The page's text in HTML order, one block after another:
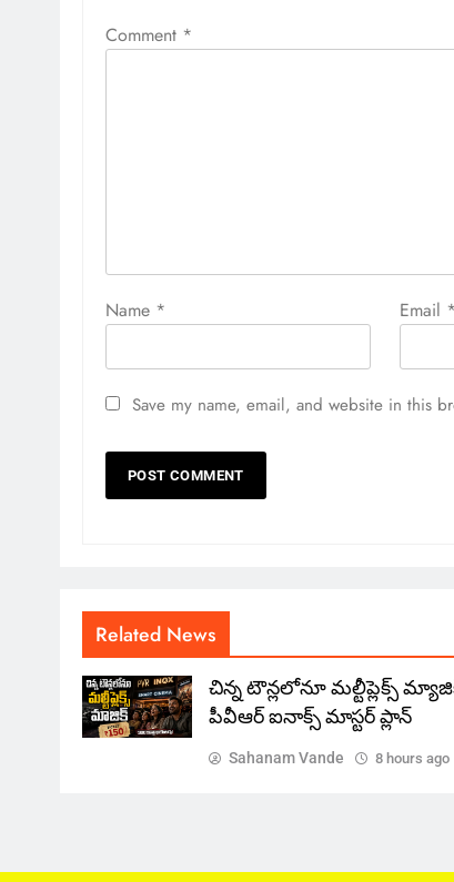
Comment *
Name * Email *
Save my name, email, and website in this
Related News
చిన్న టౌన్లలోనూ మల్టీప్లెక్స్‌
పీవీఆర్ ఐనాక్స్ మాస్టర్ ప్లాన్
Sahanam Vande 8 hours ago